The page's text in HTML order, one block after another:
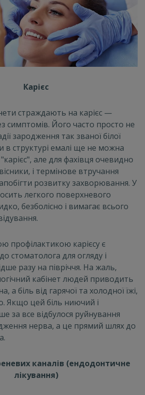
Карієс
страждають на карієс —
симптомів. Його часто просто не
зародження так званої білої
в структурі емалі ще не можна
але для фахівця очевидно
і термінове втручання
розвитку захворювання. У
легкого поверхневого
безболісно і вимагає всього
профілактикою карієсу є
стоматолога для огляду і
разу на півріччя. На жаль,
кабінет людей приводить
а біль від гарячої та холодної їжі,
Якщо цей біль ниючий і
за все відбулося руйнування
нерва, а це прямий шлях до
каналів (ендодонтичне
лікування)